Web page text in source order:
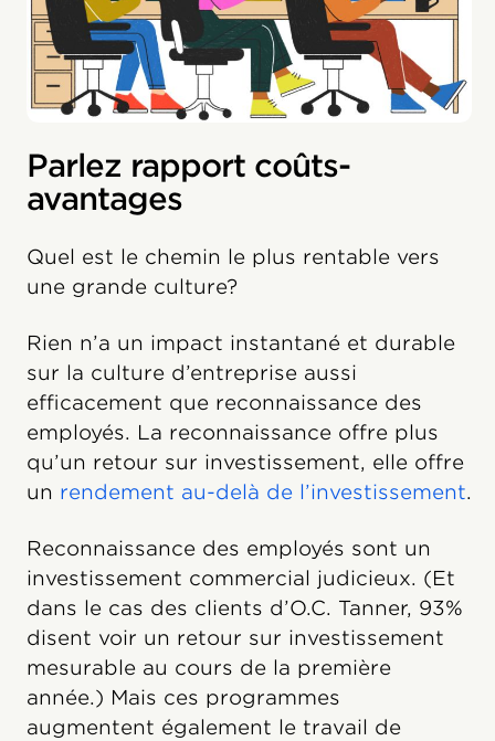
Parlez rapport coûts-
avantages
Quel est le chemin le plus rentable vers
une grande culture?
Rien n’a un impact instantané et durable
sur la culture d’entreprise aussi
efficacement que reconnaissance des
employés. La reconnaissance offre plus
qu’un retour sur investissement, elle offre
un rendement au-delà de l’investissement.
Reconnaissance des employés sont un
investissement commercial judicieux. (Et
dans le cas des clients d’O.C. Tanner, 93%
disent voir un retour sur investissement
mesurable au cours de la première
année.) Mais ces programmes
augmentent également le travail de